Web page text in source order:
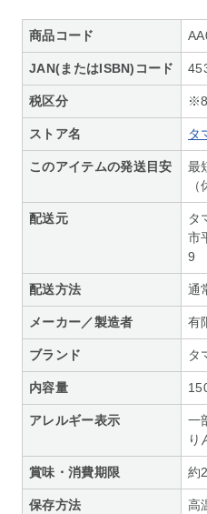
商品コード
JAN(またはISBN)コード
税区分
ストア名 タ
このアイテムの発送目安
最
配送元
タ
市
9
配送方法 通
メーカー／製造者 有
ブランド タ
内容量
アレルギー表示
一
り
賞味・消費期限 約
保存方法 高